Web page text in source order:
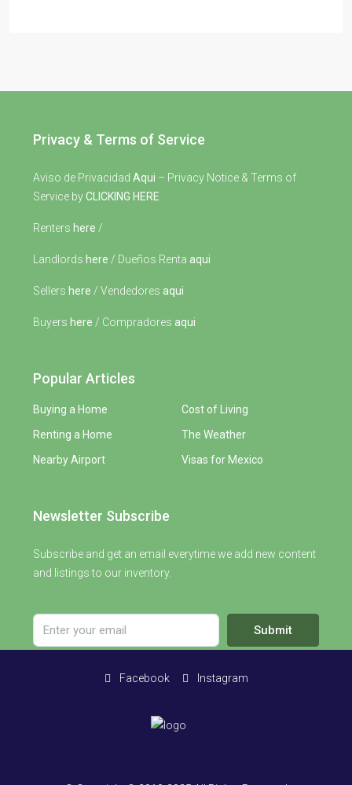
Privacy & Terms of Service
Aviso de Privacidad Aqui – Privacy Notice & Terms of
Service byCLICKING HERE
Renters here /
Landlords here / Dueños Renta aqui
Sellers here / Vendedores aqui
Buyers here / Compradores aqui
Popular Articles
Buying a Home
Renting a Home
Nearby Airport
Cost of Living
The Weather
Visas for Mexico
Newsletter Subscribe
Subscribe and get an email everytime we add new content
and listings to our inventory.
Submit
Facebook Instagram